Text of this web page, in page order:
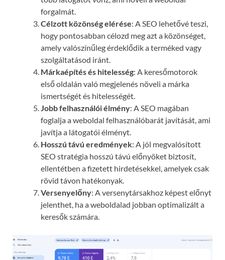
forgalmát.
Célzott közönség elérése: A SEO lehetővé teszi,
hogy pontosabban célozd meg azt a közönséget,
amely valószínűleg érdeklődik a terméked vagy
szolgáltatásod iránt.
Márkaépítés és hitelesség: A keresőmotorok
első oldalán való megjelenés növeli a márka
ismertségét és hitelességét.
Jobb felhasználói élmény: A SEO magában
foglalja a weboldal felhasználóbarát javítását, ami
javítja a látogatói élményt.
Hosszú távú eredmények: A jól megvalósított
SEO stratégia hosszú távú előnyöket biztosít,
ellentétben a fizetett hirdetésekkel, amelyek csak
rövid távon hatékonyak.
Versenyelőny: A versenytársakhoz képest előnyt
jelenthet, ha a weboldalad jobban optimalizált a
keresők számára.